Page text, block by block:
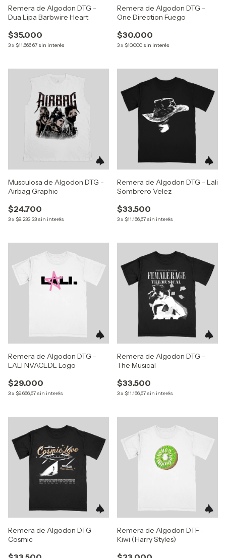
Remera de Algodon DTG -
Dua Lipa Barbwire Heart
$35.000
3x $11.666,67 sin interés
Remera de Algodon DTG -
One Direction Fuego
$30.000
3x $10.000 sin interés
Musculosa de Algodon DTG -
Airbag Graphic
$24.700
3x $8.233,33 sin interés
Remera de Algodon DTG - Lali
Sombrero Velez
$33.500
3x $11.166,67 sin interés
Remera de Algodon DTG -
LALI NVACEDL Logo
$29.000
3x $9.666,67 sin interés
Remera de Algodon DTG -
The Musical
$33.500
3x $11.166,67 sin interés
Remera de Algodon DTG -
Cosmic
Remera de Algodon DTF -
Kiwi (Harry Styles)